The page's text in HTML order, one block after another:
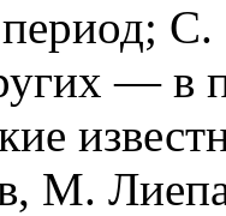
— в
М.